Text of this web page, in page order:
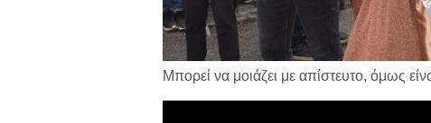
Μπορεί να μοιάζει με απίστευτο, όμως